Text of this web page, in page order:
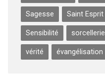
Sagesse Saint Esprit
Sensibilité sorcellerie
vérité évangélisation